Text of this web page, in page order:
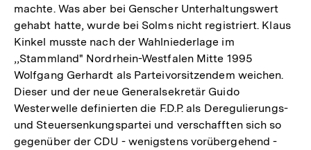
machte. Was aber bei Genscher Unterhaltungswert
gehabt hatte, wurde bei Solms nicht registriert. Klaus
Kinkel musste nach der Wahlniederlage im
,,Stammland" Nordrhein-Westfalen Mitte 1995
Wolfgang Gerhardt als Parteivorsitzendem weichen.
Dieser und der neue Generalsekretär Guido
Westerwelle definierten die F.D.P. als Deregulierungs-
und Steuersenkungspartei und verschafften sich so
gegenüber der CDU - wenigstens vorübergehend -